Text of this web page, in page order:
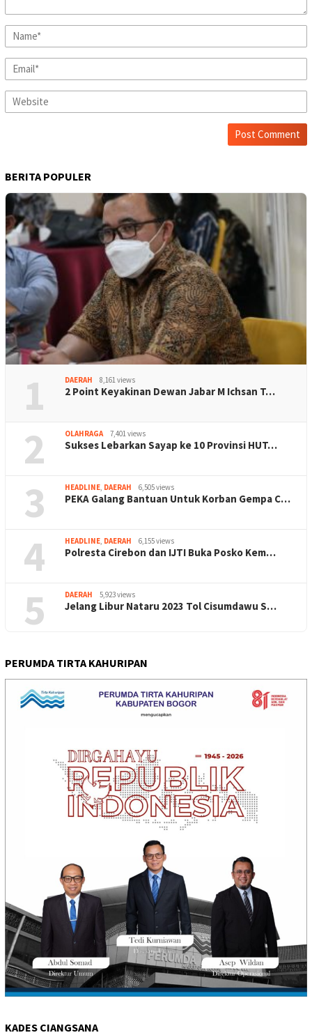
BERITA POPULER
1 DAERAH 8,161 views
2 Point Keyakinan Dewan Jabar M Ichsan T…
2 OLAHRAGA 7,401 views
Sukses Lebarkan Sayap ke 10 Provinsi HUT…
3 HEADLINE, DAERAH 6,505 views
PEKA Galang Bantuan Untuk Korban Gempa C…
4 HEADLINE, DAERAH 6,155 views
Polresta Cirebon dan IJTI Buka Posko Kem…
5 DAERAH 5,923 views
Jelang Libur Nataru 2023 Tol Cisumdawu S…
PERUMDA TIRTA KAHURIPAN
KADES CIANGSANA